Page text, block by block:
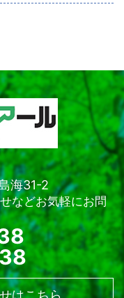
海31-2
などお気軽にお問
はこちら